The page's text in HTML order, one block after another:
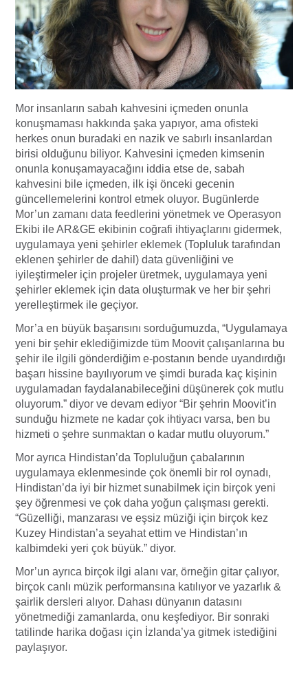
Mor insanların sabah kahvesini içmeden onunla
konuşmaması hakkında şaka yapıyor, ama ofisteki
herkes onun buradaki en nazik ve sabırlı insanlardan
birisi olduğunu biliyor. Kahvesini içmeden kimsenin
onunla konuşamayacağını iddia etse de, sabah
kahvesini bile içmeden, ilk işi önceki gecenin
güncellemelerini kontrol etmek oluyor. Bugünlerde
Mor’un zamanı data feedlerini yönetmek ve Operasyon
Ekibi ile AR&GE ekibinin coğrafi ihtiyaçlarını gidermek,
uygulamaya yeni şehirler eklemek (Topluluk tarafından
eklenen şehirler de dahil) data güvenliğini ve
iyileştirmeler için projeler üretmek, uygulamaya yeni
şehirler eklemek için data oluşturmak ve her bir şehri
yerelleştirmek ile geçiyor.
Mor’a en büyük başarısını sorduğumuzda, “Uygulamaya
yeni bir şehir eklediğimizde tüm Moovit çalışanlarına bu
şehir ile ilgili gönderdiğim e-postanın bende uyandırdığı
başarı hissine bayılıyorum ve şimdi burada kaç kişinin
uygulamadan faydalanabileceğini düşünerek çok mutlu
oluyorum.” diyor ve devam ediyor “Bir şehrin Moovit’in
sunduğu hizmete ne kadar çok ihtiyacı varsa, ben bu
hizmeti o şehre sunmaktan o kadar mutlu oluyorum.”
Mor ayrıca Hindistan’da Topluluğun çabalarının
uygulamaya eklenmesinde çok önemli bir rol oynadı,
Hindistan’da iyi bir hizmet sunabilmek için birçok yeni
şey öğrenmesi ve çok daha yoğun çalışması gerekti.
“Güzelliği, manzarası ve eşsiz müziği için birçok kez
Kuzey Hindistan’a seyahat ettim ve Hindistan’ın
kalbimdeki yeri çok büyük.” diyor.
Mor’un ayrıca birçok ilgi alanı var, örneğin gitar çalıyor,
birçok canlı müzik performansına katılıyor ve yazarlık &
şairlik dersleri alıyor. Dahası dünyanın datasını
yönetmediği zamanlarda, onu keşfediyor. Bir sonraki
tatilinde harika doğası için İzlanda’ya gitmek istediğini
paylaşıyor.